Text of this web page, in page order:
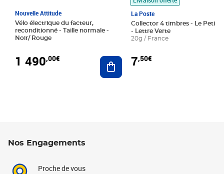
Nouvelle Attitude
Vélo électrique du facteur,
reconditionné - Taille normale -
Noir/ Rouge
1 490,00€ Ajouter au panier
La Poste
Collector 4 timbres - Le Petit
- Lettre Verte
20g / France
7,50€
Nos Engagements
Proche de vous